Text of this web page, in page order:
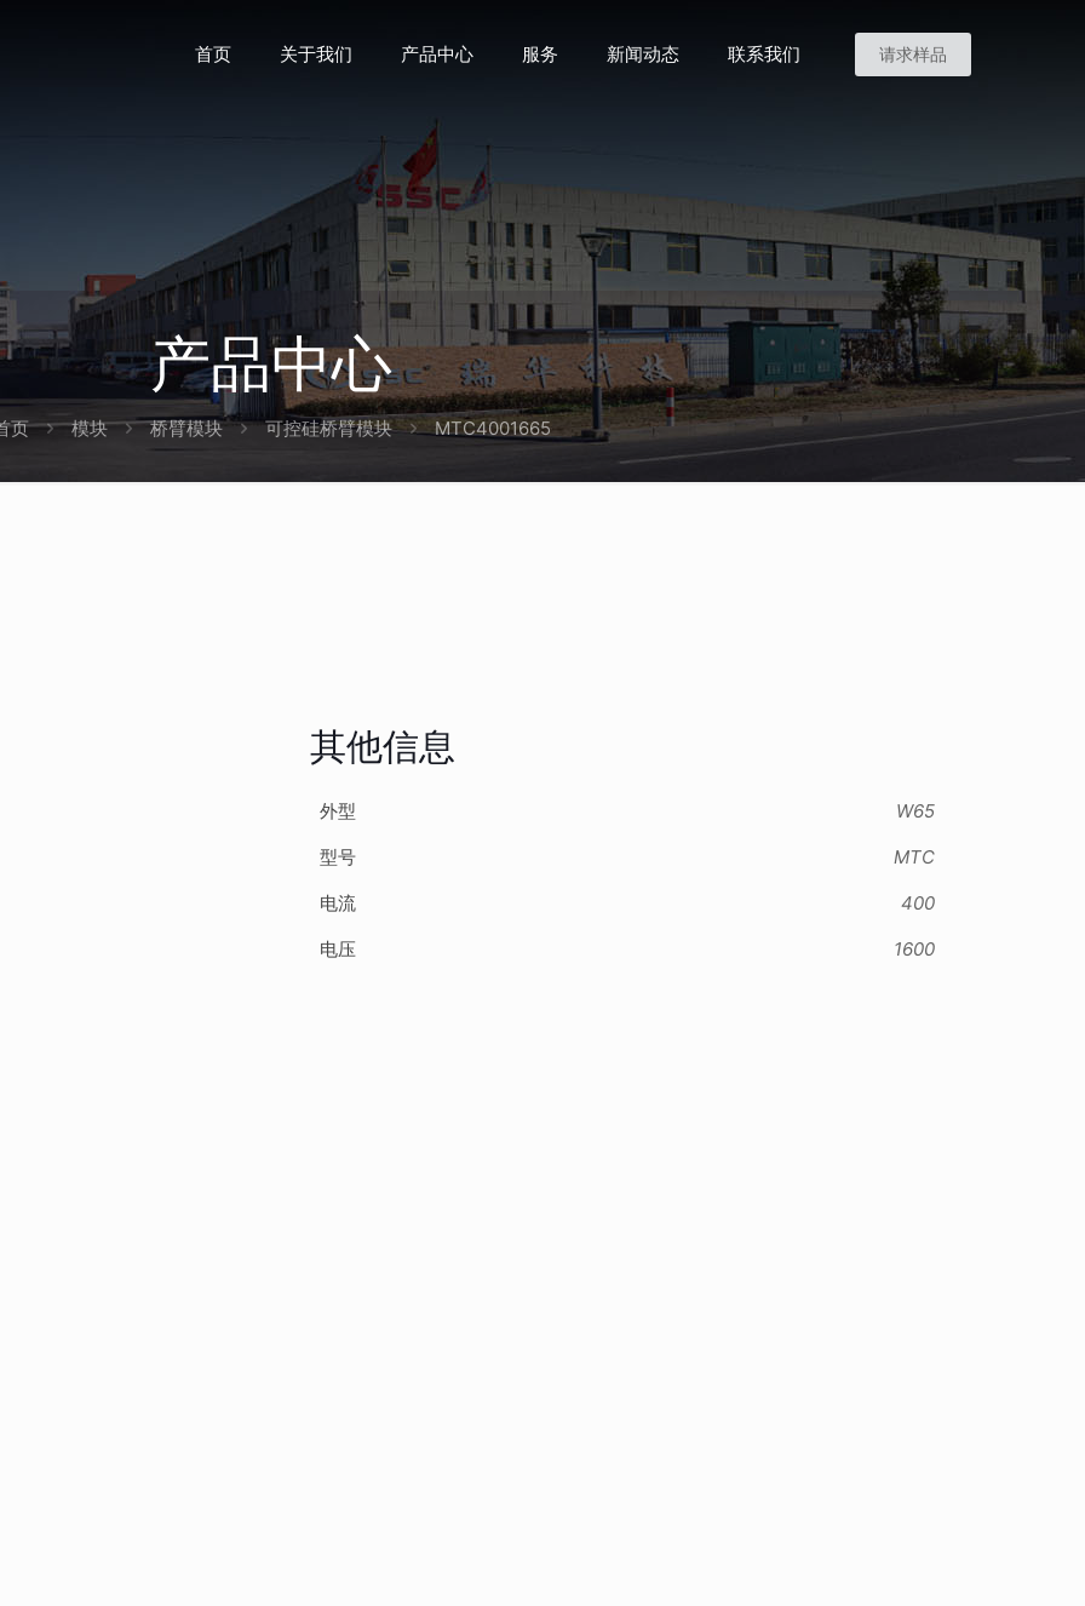
首页 关于我们 产品中心 服务 新闻动态 联系我们 请求样品
产品中心
页 模块 桥臂模块 可控硅桥臂模块 MTC4001665
其他信息
外型
W65
型号
MTC
电流
400
电压
1600